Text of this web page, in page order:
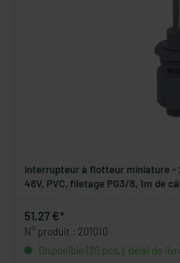
Interrupteur à flotteur miniature -
48V, PVC, filetage PG3/8, 1m de
51,27 €*
N° produit : 201010
Disponible (39 pcs.), délai de